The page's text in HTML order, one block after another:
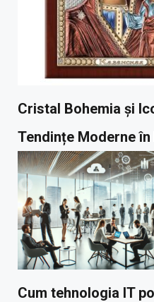
Cristal Bohemia și
Tendințe Moderne
Cum tehnologia IT